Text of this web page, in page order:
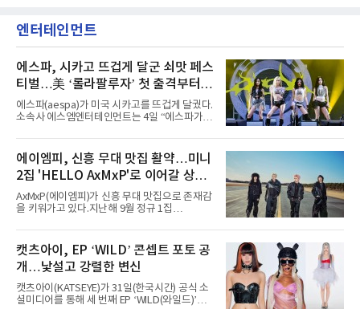
엔터테인먼트
에스파, 시카고 뜨겁게 달군 쇠맛 페스
티벌…美 ‘롤라팔루자’ 첫 출격부터
증명한 존재감
에스파(aespa)가 미국 시카고를 뜨겁게 달궜다.
소속사 에스엠엔터테인먼트는 4일 “에스파가
서 열린 ‘롤라팔루자 시카고’(Lollapalooza
Chicago)의 알리안츠 스테이지에 올랐다”며
“총 14곡으로 구성된 세트리스트를 선사, 데뷔 7
년 차다운 노련한 무대 매너와 파워풀한 에너지
로 현장의 분위기를 압도했다”고 밝혔다.1991
년 시작된 ‘롤라팔루자’는 8개 스테이지, 170여
팀의 아티스트와 40만 명 이상의 관객이 운집하
코르티스 등 K팝 스타들이 출연진 명단에 이름
을 올렸다.이날 에스파는
에이엠피, 신흥 무대 맛집 활약…미니
2집 'HELLO AxMxP'로 이어갈 상승
세
AxMxP(에이엠피)가 신흥 무대 맛집으로 존재감
을 키워가고 있다.지난해 9월 정규 1집
AxMxP는 데뷔 전부터 버스킹과 각종 페스티벌,
공연 무대에 오르며 실전 경험을 쌓아왔다.이들
은 소속사 패밀리 콘서트를 비롯해 '뷰티풀 민트
라이프 2025', '2025 부산국제록페스티벌' 등 대
형 무대에 잇달아 출연해 당찬 에너지와 풋풋한
매력으로 음악팬들의 눈도장을 찍었다.이후
AxMxP는 '카운트다운 판타지 2025-2026',
캣츠아이, EP ‘WILD’ 콘셉트 포토 공
개…낯설고 강렬한 변신
캣츠아이(KATSEYE)가 31일(한국시간) 공식 소
셜미디어를 통해 세 번째 EP ‘WILD(와일드)’의